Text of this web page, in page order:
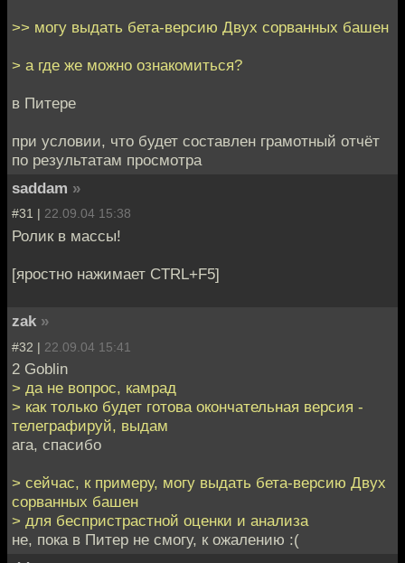
>> могу выдать бета-версию Двух сорванных башен
> а где же можно ознакомиться?
в Питере
при условии, что будет составлен грамотный отчёт
по результатам просмотра
saddam »
#31 | 22.09.04 15:38
Ролик в массы!
[яростно нажимает CTRL+F5]
zak »
#32 | 22.09.04 15:41
2 Goblin
> да не вопрос, камрад
> как только будет готова окончательная версия -
телеграфируй, выдам
ага, спасибо
> сейчас, к примеру, могу выдать бета-версию Двух
сорванных башен
> для беспристрастной оценки и анализа
не, пока в Питер не смогу, к ожалению :(